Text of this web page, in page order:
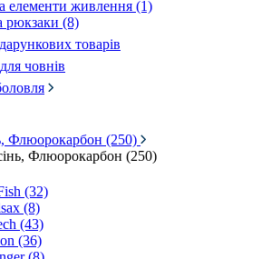
елементи живлення (1)
рюкзаки (8)
товарів
човнів
Флюорокарбон (250)
Флюорокарбон (250)
(32)
(8)
(43)
(36)